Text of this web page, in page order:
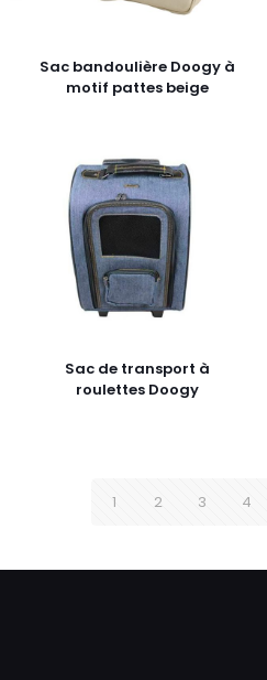
Sac bandoulière Doogy à
motif pattes beige
Sac de transport à
roulettes Doogy
1 2 3 4